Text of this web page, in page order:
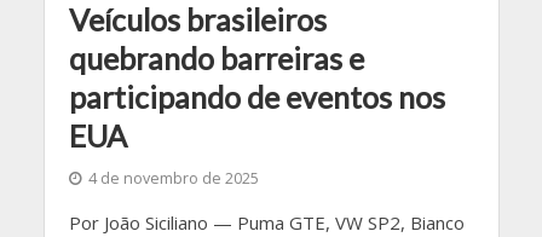
Veículos brasileiros
quebrando barreiras e
participando de eventos nos
EUA
4 de novembro de 2025
Por João Siciliano — Puma GTE, VW SP2, Bianco